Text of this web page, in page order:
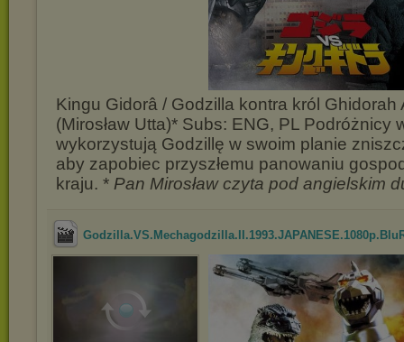
Kingu Gidorâ / Godzilla kontra król Ghidorah
(Mirosław Utta)* Subs: ENG, PL Podróżnicy
wykorzystują Godzillę w swoim planie
aby zapobiec przyszłemu panowaniu
kraju. * Pan Mirosław czyta pod angielskim